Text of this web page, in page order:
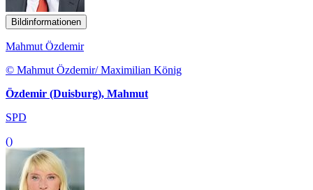
Bildinformationen
Mahmut Özdemir
© Mahmut Özdemir/ Maximilian König
Özdemir (Duisburg), Mahmut
SPD
()